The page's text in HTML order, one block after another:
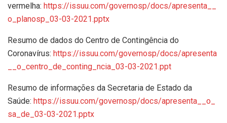
vermelha: https://issuu.com/governosp/docs/apresenta__
o_planosp_03-03-2021.pptx
Resumo de dados do Centro de Contingência do
Coronavírus: https://issuu.com/governosp/docs/apresenta
__o_centro_de_conting_ncia_03-03-2021.ppt
Resumo de informações da Secretaria de Estado da
Saúde: https://issuu.com/governosp/docs/apresenta__o_
sa_de_03-03-2021.pptx